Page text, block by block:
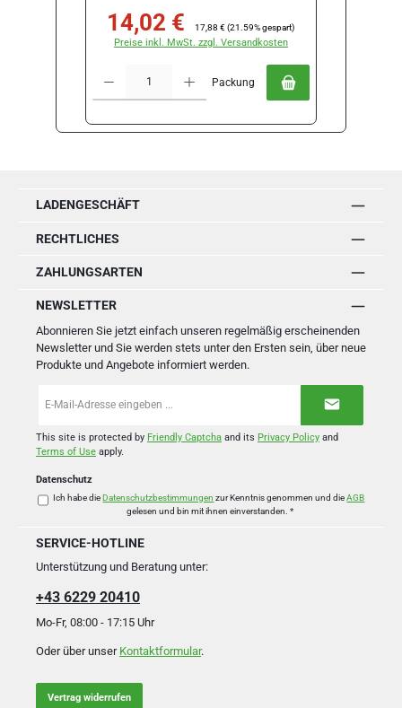
Verkaufspreis:
14,02 € 17,88 € (21.59% gespart)
Preise inkl. MwSt. zzgl. Versandkosten
Packung
LADENGESCHÄFT
RECHTLICHES
ZAHLUNGSARTEN
NEWSLETTER
Abonnieren Sie jetzt einfach unseren regelmäßig erscheinenden
Newsletter und Sie werden stets unter den Ersten sein, über neue
Produkte und Angebote informiert werden.
Mail-
*
This site is protected by Friendly Captcha and its Privacy Policy and
Terms of Use apply.
Datenschutz
Ich habe dieDatenschutzbestimmungen zur Kenntnis genommen und dieAGB
gelesen und bin mit ihnen einverstanden. *
SERVICE-HOTLINE
Unterstützung und Beratung unter:
+43 6229 20410
Mo-Fr, 08:00 - 17:15 Uhr
Oder über unser Kontaktformular.
Vertrag widerrufen